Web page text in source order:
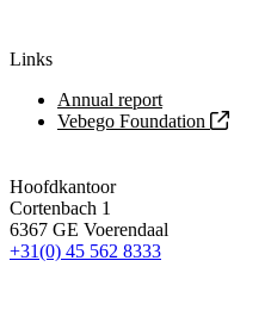
Links
Annual report
Vebego Foundation
Hoofdkantoor
Cortenbach 1
6367 GE Voerendaal
+31(0) 45 562 8333